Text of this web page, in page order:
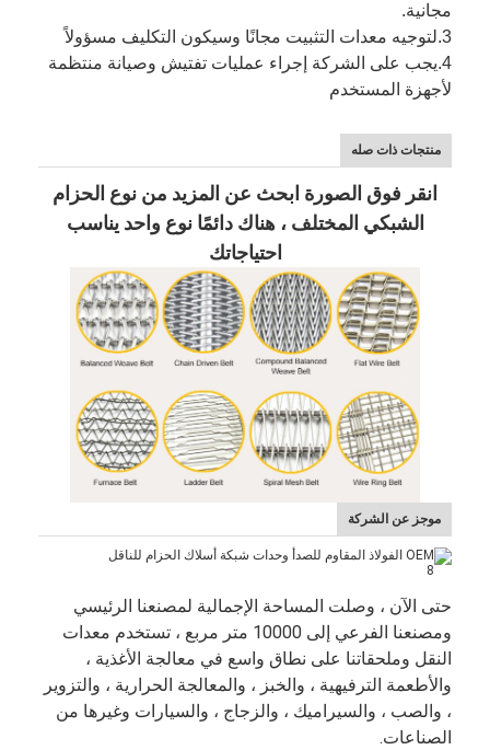
مجانية.
3. لتوجيه معدات التثبيت مجانًا وسيكون التكليف مسؤولاً
4. يجب على الشركة إجراء عمليات تفتيش وصيانة منتظمة
لأجهزة المستخدم
منتجات ذات صله
انقر فوق الصورة ابحث عن المزيد من نوع الحزام
الشبكي المختلف ، هناك دائمًا نوع واحد يناسب
احتياجاتك
موجز عن الشركة
حتى الآن ، وصلت المساحة الإجمالية لمصنعنا الرئيسي
ومصنعنا الفرعي إلى 10000 متر مربع ، تستخدم معدات
النقل وملحقاتنا على نطاق واسع في معالجة الأغذية ،
والأطعمة الترفيهية ، والخبز ، والمعالجة الحرارية ، والتزوير
، والصب ، والسيراميك ، والزجاج ، والسيارات وغيرها من
الصناعات.